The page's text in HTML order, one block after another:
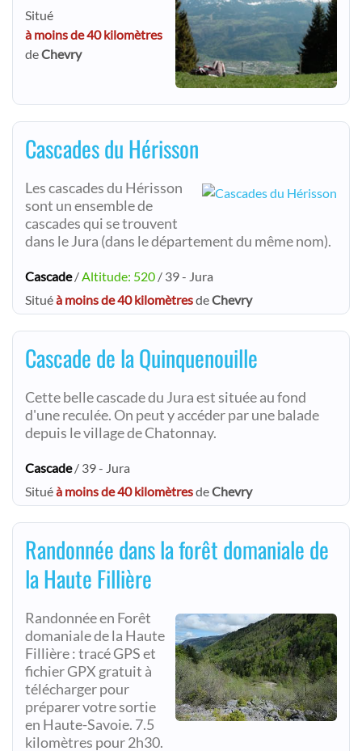
Situé
à moins de 40 kilomètres
deChevry
Cascades du Hérisson
Les cascades du Hérisson
sont un ensemble de
cascades qui se trouvent
dans le Jura (dans le département du même nom).
Cascade/ Altitude: 520 / 39 - Jura
Situéà moins de 40 kilomètresdeChevry
Cascade de la Quinquenouille
Cette belle cascade du Jura est située au fond
d'une reculée. On peut y accéder par une balade
depuis le village de Chatonnay.
Cascade/ 39 - Jura
Situéà moins de 40 kilomètresdeChevry
Randonnée dans la forêt domaniale de
la Haute Fillière
Randonnée en Forêt
domaniale de la Haute
Fillière : tracé GPS et
fichier GPX gratuit à
télécharger pour
préparer votre sortie
en Haute-Savoie. 7.5
kilomètres pour 2h30.